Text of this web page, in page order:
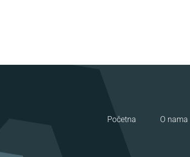
Početna O nama